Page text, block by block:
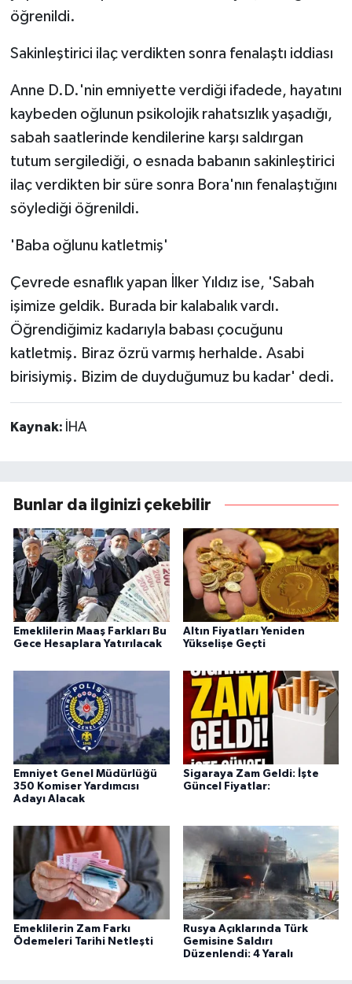
öğrenildi.
Sakinleştirici ilaç verdikten sonra fenalaştı iddiası
Anne D.D.'nin emniyette verdiği ifadede, hayatını
kaybeden oğlunun psikolojik rahatsızlık yaşadığı,
sabah saatlerinde kendilerine karşı saldırgan
tutum sergilediği, o esnada babanın sakinleştirici
ilaç verdikten bir süre sonra Bora'nın fenalaştığını
söylediği öğrenildi.
'Baba oğlunu katletmiş'
Çevrede esnaflık yapan İlker Yıldız ise, 'Sabah
işimize geldik. Burada bir kalabalık vardı.
Öğrendiğimiz kadarıyla babası çocuğunu
katletmiş. Biraz özrü varmış herhalde. Asabi
birisiymiş. Bizim de duyduğumuz bu kadar' dedi.
Kaynak: İHA
Bunlar da ilginizi çekebilir
Emeklilerin Maaş Farkları Bu
Gece Hesaplara Yatırılacak
Altın Fiyatları Yeniden
Yükselişe Geçti
Emniyet Genel Müdürlüğü
350 Komiser Yardımcısı
Adayı Alacak
Sigaraya Zam Geldi: İşte
Güncel Fiyatlar:
Emeklilerin Zam Farkı
Ödemeleri Tarihi Netleşti
Rusya Açıklarında Türk
Gemisine Saldırı
Düzenlendi: 4 Yaralı